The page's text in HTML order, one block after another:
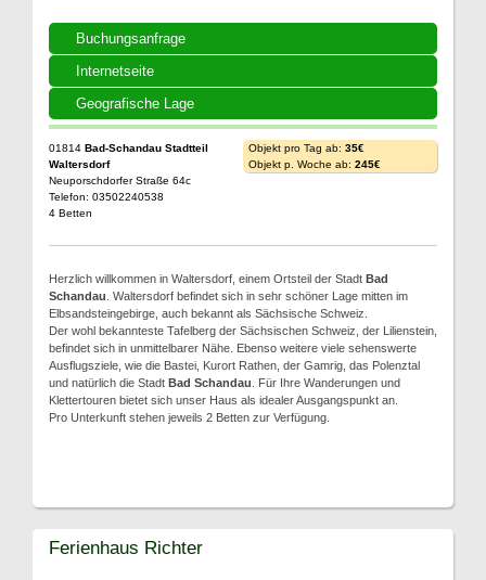
Buchungsanfrage
Internetseite
Geografische Lage
01814 Bad-Schandau Stadtteil
Waltersdorf
Neuporschdorfer Straße 64c
Telefon: 03502240538
4 Betten
Objekt pro Tag ab: 35€
Objekt p. Woche ab: 245€
Herzlich willkommen in Waltersdorf, einem Ortsteil der Stadt Bad
Schandau . Waltersdorf befindet sich in sehr schöner Lage mitten im
Elbsandsteingebirge, auch bekannt als Sächsische Schweiz.
Der wohl bekannteste Tafelberg der Sächsischen Schweiz, der Lilienstein,
befindet sich in unmittelbarer Nähe. Ebenso weitere viele sehenswerte
Ausflugsziele, wie die Bastei, Kurort Rathen, der Gamrig, das Polenztal
und natürlich die Stadt Bad Schandau . Für Ihre Wanderungen und
Klettertouren bietet sich unser Haus als idealer Ausgangspunkt an.
Pro Unterkunft stehen jeweils 2 Betten zur Verfügung.
Ferienhaus Richter